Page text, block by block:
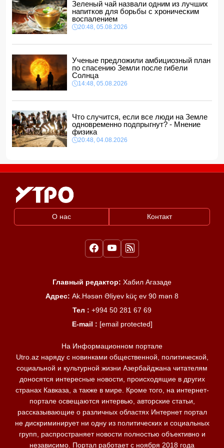
В Гяндже перед рестораном произошла массовая драка:
есть погибший и пострадавшие
11:20, 06.08.2026
11:16, 06.08.2026
Зеленый чай назвали одним из лучших
напитков для борьбы с хроническим
воспалением
20:48, 05.08.2026
Ученые предложили амбициозный план
по спасению Земли после гибели
Солнца
14:48, 05.08.2026
Что случится, если все люди на Земле
одновременно подпрыгнут? - Мнение
физика
20:48, 04.08.2026
О нас Контакт
Главный редактор: Хабил Агазаде
Адрес: Ak.Həsən Əliyev küç ev 90 mən 8
Тел : +994 50 281 67 69
E-mail : [email protected]
На Информационном портале
Utro.az наряду с новинками общественной, политической,
социальной и культурной жизни Азербайджана читателям
доносятся интересные новости, происходящие в других
странах Кавказа, а также в мире. Кроме того, на интернет-
портале освещаются интервью, авторские статьи,
рассказывающие о различных областях Интернет портал
не дискриминирует ни одну из политических и социальных
групп, распространяет новости полностью объективно и
независимо. Портал работает с ноября 2018 года